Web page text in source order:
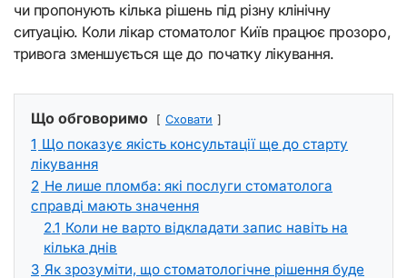
чи пропонують кілька рішень під різну клінічну
ситуацію. Коли лікар стоматолог Київ працює прозоро,
тривога зменшується ще до початку лікування.
Що обговоримо Сховати
1 Що показує якість консультації ще до старту
лікування
2 Не лише пломба: які послуги стоматолога
справді мають значення
2.1 Коли не варто відкладати запис навіть на
кілька днів
3 Як зрозуміти, що стоматологічне рішення буде